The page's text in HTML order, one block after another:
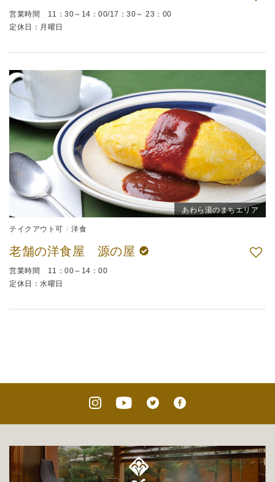
営業時間 11：30～14：00/17：30～ 23：00
定休日：月曜日
あわら湯のまちエリア
テイクアウト可 洋食
老舗の洋食屋 源の屋
営業時間 11：00～14：00
定休日：水曜日